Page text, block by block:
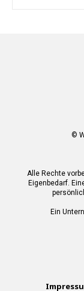
©
Alle Rechte
Eigenbedarf.
Ein